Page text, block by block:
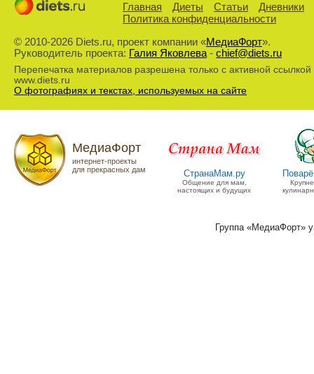
Главная Диеты Статьи
Дневники
Политика конфиденциальности
© 2010-2026 Diets.ru, проект компании «МедиаФорт».
Руководитель проекта: Галия Яковлева- chief@diets.ru
Перепечатка материалов разрешена только с активной ссылкой
www.diets.ru
О фотографиях и текстах, используемых на сайте
МедиаФорт
интернет-проекты
для прекрасных дам
СтранаМам.ру
Общение для мам,
настоящих и будущих
Группа «МедиаФорт»